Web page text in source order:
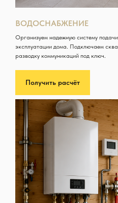
ВОДОСНАБЖЕНИЕ
Организуем надежную систему
эксплуатации дома. Подключаем
разводку коммуникаций под ключ.
Получить расчёт